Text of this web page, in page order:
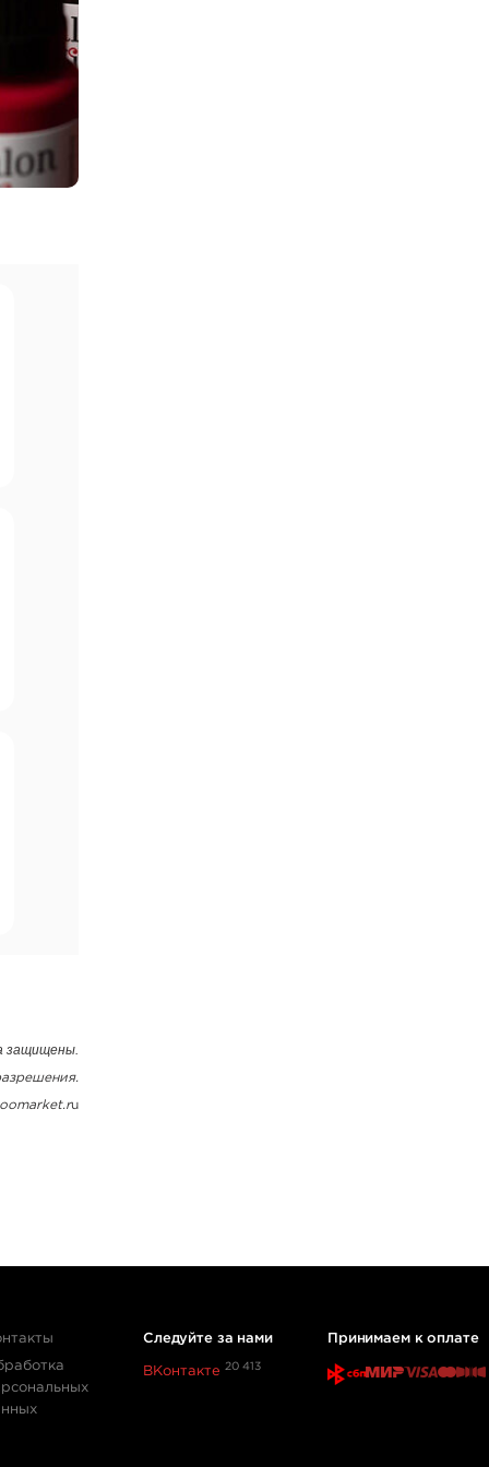
защищены.
u
Следуйте за нами
ВКонтакте 20 413
Принимаем к оплате